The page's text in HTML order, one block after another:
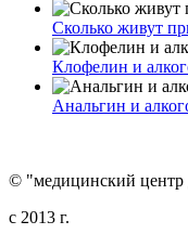
Сколько живут
Клофелин и
Анальгин и
© "медицинский центр
c 2013 г.